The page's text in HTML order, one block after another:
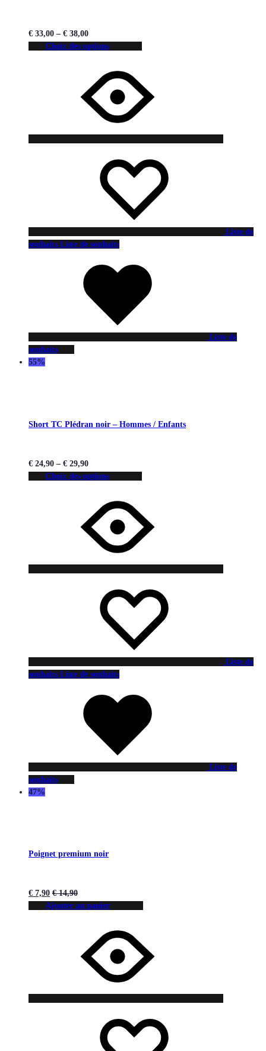
€ 33,00 – € 38,00
Choix des options
Liste de
souhaits Liste de souhaits
Liste de
souhaits
55%
Short TC Plédran noir – Hommes / Enfants
€ 24,90 – € 29,90
Choix des options
Liste de
souhaits Liste de souhaits
Liste de
souhaits
47%
Poignet premium noir
€ 7,90 €14,90
Ajouter au panier